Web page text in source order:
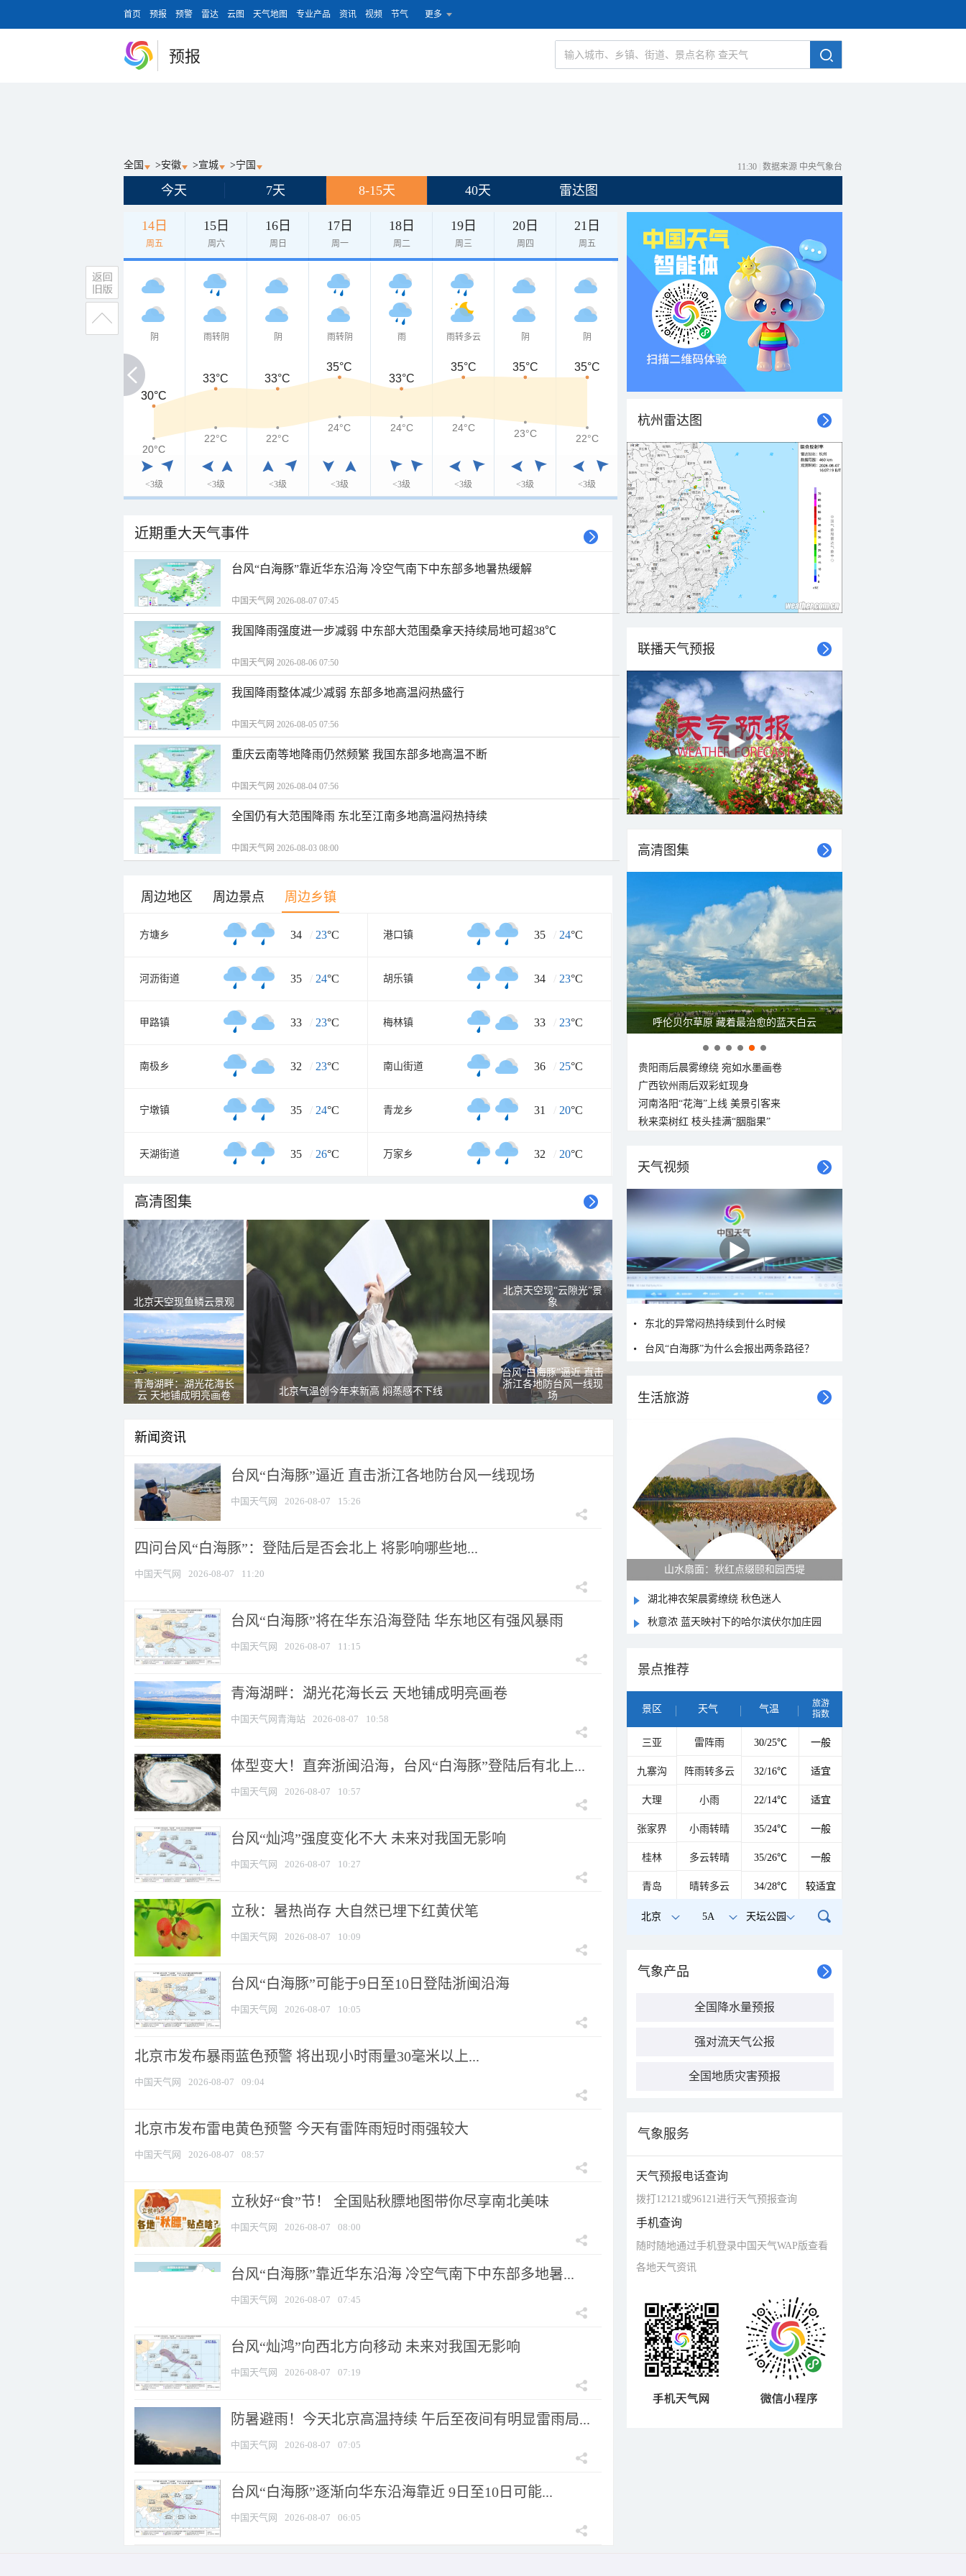
首页 预报 预警 雷达 云图 天气地图 专业产品 资讯 视频 节气 更多
预报
全国 >安徽 >宣城 >宁国 11:30 数据来源 中央气象台
今天 7天 8-15天 40天 雷达图
14日
周五
15日
周六
16日
周日
17日
周一
18日
周二
19日
周三
20日
周四
21日
周五
阴
<3级
雨转阴
<3级
阴
<3级
雨转阴
<3级
雨
<3级
雨转多云
<3级
阴
<3级
阴
<3级
30°C
30°C
33°C 33°C
35°C
33°C
35°C 35°C 35°C
20°C
20°C
22°C 22°C
24°C 24°C 24°C 23°C 22°C
近期重大天气事件
台风“白海豚”靠近华东沿海 冷空气南下中东部多地暑热缓解
中国天气网 2026-08-07 07:45
我国降雨强度进一步减弱 中东部大范围桑拿天持续局地可超38℃
中国天气网 2026-08-06 07:50
我国降雨整体减少减弱 东部多地高温闷热盛行
中国天气网 2026-08-05 07:56
重庆云南等地降雨仍然频繁 我国东部多地高温不断
中国天气网 2026-08-04 07:56
全国仍有大范围降雨 东北至江南多地高温闷热持续
中国天气网 2026-08-03 08:00
周边地区 周边景点 周边乡镇
方塘乡 34 / 23°C 港口镇 35 / 24°C
河沥街道 35 / 24°C 胡乐镇 34 / 23°C
甲路镇 33 / 23°C 梅林镇 33 / 23°C
南极乡 32 / 23°C 南山街道 36 / 25°C
宁墩镇 35 / 24°C 青龙乡 31 / 20°C
天湖街道 35 / 26°C 万家乡 32 / 20°C
高清图集
北京天空现鱼鳞云景观
青海湖畔：湖光花海长
云 天地铺成明亮画卷
北京气温创今年来新高 焖蒸感不下线
北京天空现“云隙光”景
象
台风“白海豚”逼近 直击
浙江各地防台风一线现
场
新闻资讯
台风“白海豚”逼近 直击浙江各地防台风一线现场
中国天气网 2026-08-07 15:26
四问台风“白海豚”：登陆后是否会北上 将影响哪些地...
中国天气网 2026-08-07 11:20
台风“白海豚”将在华东沿海登陆 华东地区有强风暴雨
中国天气网 2026-08-07 11:15
青海湖畔：湖光花海长云 天地铺成明亮画卷
中国天气网青海站 2026-08-07 10:58
体型变大！直奔浙闽沿海，台风“白海豚”登陆后有北上...
中国天气网 2026-08-07 10:57
台风“灿鸿”强度变化不大 未来对我国无影响
中国天气网 2026-08-07 10:27
立秋：暑热尚存 大自然已埋下红黄伏笔
中国天气网 2026-08-07 10:09
台风“白海豚”可能于9日至10日登陆浙闽沿海
中国天气网 2026-08-07 10:05
北京市发布暴雨蓝色预警 将出现小时雨量30毫米以上...
中国天气网 2026-08-07 09:04
北京市发布雷电黄色预警 今天有雷阵雨短时雨强较大
中国天气网 2026-08-07 08:57
立秋好“食”节！ 全国贴秋膘地图带你尽享南北美味
中国天气网 2026-08-07 08:00
台风“白海豚”靠近华东沿海 冷空气南下中东部多地暑...
中国天气网 2026-08-07 07:45
台风“灿鸿”向西北方向移动 未来对我国无影响
中国天气网 2026-08-07 07:19
防暑避雨！今天北京高温持续 午后至夜间有明显雷雨局...
中国天气网 2026-08-07 07:05
台风“白海豚”逐渐向华东沿海靠近 9日至10日可能...
中国天气网 2026-08-07 06:05
杭州雷达图
联播天气预报
高清图集
呼伦贝尔草原 藏着最治愈的蓝天白云
贵阳雨后晨雾缭绕 宛如水墨画卷
广西钦州雨后双彩虹现身
河南洛阳“花海”上线 美景引客来
秋来栾树红 枝头挂满“胭脂果”
天气视频
东北的异常闷热持续到什么时候
台风“白海豚”为什么会报出两条路径？
生活旅游
山水扇面：秋红点缀颐和园西堤
湖北神农架晨雾缭绕 秋色迷人
秋意浓 蓝天映衬下的哈尔滨伏尔加庄园
景点推荐
景区 天气 气温
旅游
指数
三亚 雷阵雨 30/25℃ 一般
九寨沟 阵雨转多云 32/16℃ 适宜
大理 小雨 22/14℃ 适宜
张家界 小雨转晴 35/24℃ 一般
桂林 多云转晴 35/26℃ 一般
青岛 晴转多云 34/28℃ 较适宜
北京 5A 天坛公园
气象产品
全国降水量预报
强对流天气公报
全国地质灾害预报
气象服务
天气预报电话查询
拨打12121或96121进行天气预报查询
手机查询
随时随地通过手机登录中国天气WAP版查看
各地天气资讯